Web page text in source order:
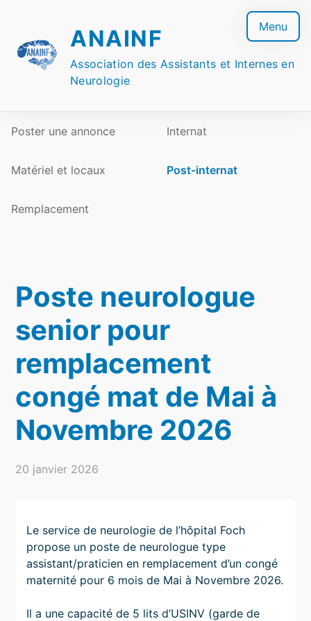
content
ANAINF
Association des Assistants et Internes en
Neurologie
Menu
Poster une annonce Internat
Matériel et locaux Post-internat
Remplacement
Poste neurologue
senior pour
remplacement
congé mat de Mai à
Novembre 2026
20 janvier 2026
Le service de neurologie de l’hôpital Foch
propose un poste de neurologue type
assistant/praticien en remplacement d’un congé
maternité pour 6 mois de Mai à Novembre 2026.
Il a une capacité de 5 lits d’USINV (garde de